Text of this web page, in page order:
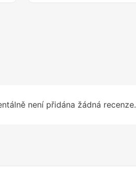
není přidána žádná recenze.